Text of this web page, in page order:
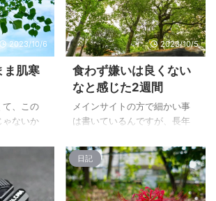
2023/10/6
ま肌寒
て、この
ゃないか
た。 空
なって
のギャ
温度が
2023/10/5
食わず嫌いは良くない
なと感じた2週間
メインサイトの方で細かい事
は書いているんですが、長年
で一度も使った事のない国内
カメラメーカーとなっていた
ソニーのα6700を買って、 気
付けば2週間ほどが経ちまし
日記